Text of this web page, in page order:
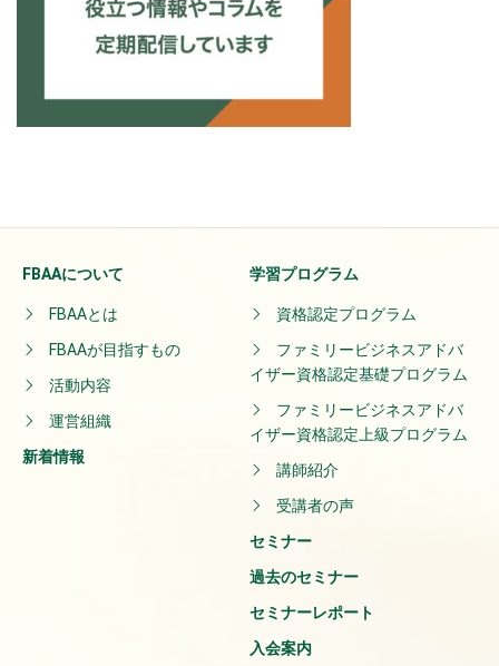
FBAAについて
FBAAとは
FBAAが目指すもの
活動内容
運営組織
新着情報
学習プログラム
資格認定プログラム
ファミリービジネスアドバ
イザー資格認定基礎プログラム
ファミリービジネスアドバ
イザー資格認定上級プログラム
講師紹介
受講者の声
セミナー
過去のセミナー
セミナーレポート
入会案内